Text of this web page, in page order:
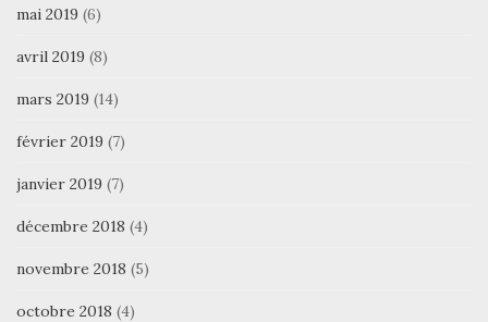
mai 2019 (6)
avril 2019 (8)
mars 2019 (14)
février 2019 (7)
janvier 2019 (7)
décembre 2018 (4)
novembre 2018 (5)
octobre 2018 (4)